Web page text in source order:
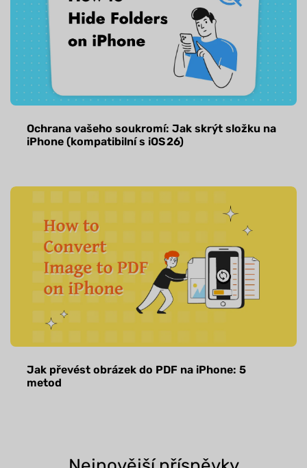
Ochrana vašeho soukromí: Jak skrýt složku na
iPhone (kompatibilní s iOS 26)
Jak převést obrázek do PDF na iPhone: 5
metod